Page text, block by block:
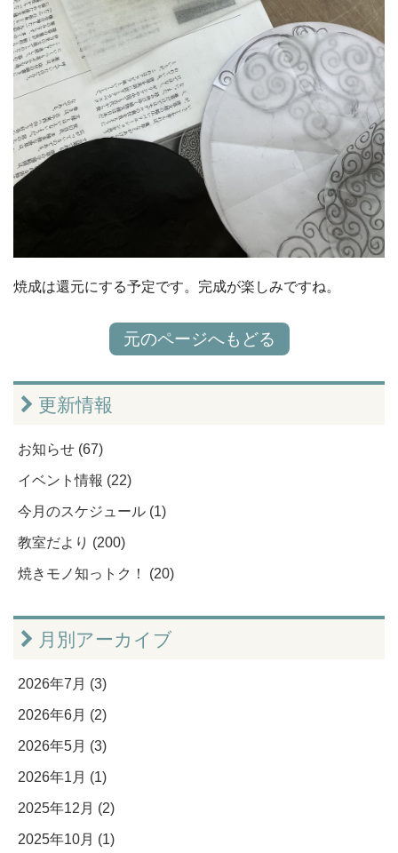
焼成は還元にする予定です。完成が楽しみですね。
元のページへもどる
更新情報
お知らせ (67)
イベント情報 (22)
今月のスケジュール (1)
教室だより (200)
焼きモノ知っトク！ (20)
月別アーカイブ
2026年7月 (3)
2026年6月 (2)
2026年5月 (3)
2026年1月 (1)
2025年12月 (2)
2025年10月 (1)